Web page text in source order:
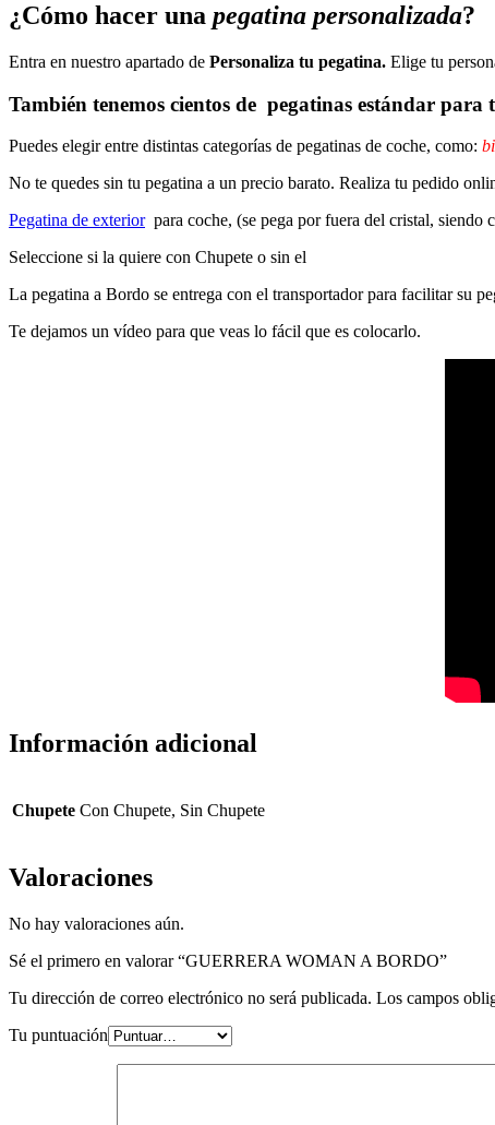
¿Cómo hacer una pegatina personalizada?
Entra en nuestro apartado de Personaliza tu pegatina. Elige tu
También tenemos cientos de pegatinas estándar para
Puedes elegir entre distintas categorías de pegatinas de coche, como:
No te quedes sin tu pegatina a un precio barato. Realiza tu pedido
Pegatina de exteriorpara coche, (se pega por fuera del cristal, siendo
Seleccione si la quiere con Chupete o sin el
La pegatina a Bordo se entrega con el transportador para facilitar su
Te dejamos un vídeo para que veas lo fácil que es colocarlo.
Información adicional
Chupete Con Chupete, Sin Chupete
Valoraciones
No hay valoraciones aún.
Sé el primero en valorar “GUERRERA WOMAN A BORDO”
Tu dirección de correo electrónico no será publicada. Los campos
Tu puntuación